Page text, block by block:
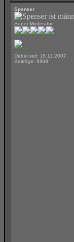
Spenser
Super Moderator
Dabei seit: 18.11.2007
Beiträge: 6908